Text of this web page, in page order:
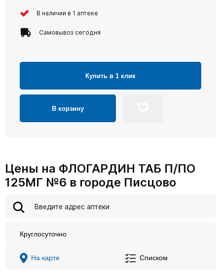
В наличии в 1 аптеке
Самовывоз сегодня
Купить в 1 клик
В корзину
Цены на ФЛОГАРДИН ТАБ П/ПО
125МГ №6 в городе Писцово
Круглосуточно
На карте Списком